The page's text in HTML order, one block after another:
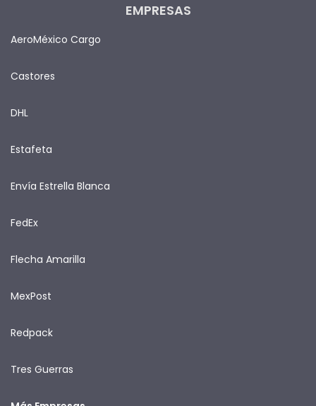
EMPRESAS
AeroMéxico Cargo
Castores
DHL
Estafeta
Envía Estrella Blanca
FedEx
Flecha Amarilla
MexPost
Redpack
Tres Guerras